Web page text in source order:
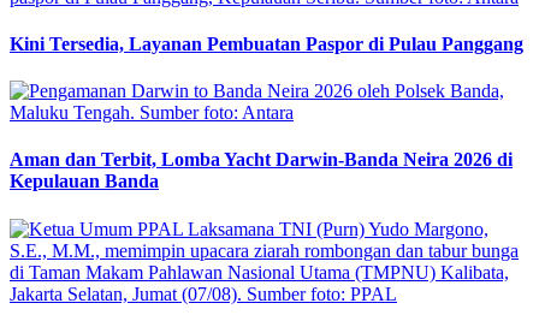
Kini Tersedia, Layanan Pembuatan Paspor di Pulau Panggang
Aman dan Terbit, Lomba Yacht Darwin-Banda Neira 2026 di
Kepulauan Banda